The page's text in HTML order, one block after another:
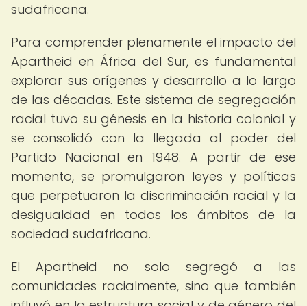
sudafricana.
Para comprender plenamente el impacto del
Apartheid en África del Sur, es fundamental
explorar sus orígenes y desarrollo a lo largo
de las décadas. Este sistema de segregación
racial tuvo su génesis en la historia colonial y
se consolidó con la llegada al poder del
Partido Nacional en 1948. A partir de ese
momento, se promulgaron leyes y políticas
que perpetuaron la discriminación racial y la
desigualdad en todos los ámbitos de la
sociedad sudafricana.
El Apartheid no solo segregó a las
comunidades racialmente, sino que también